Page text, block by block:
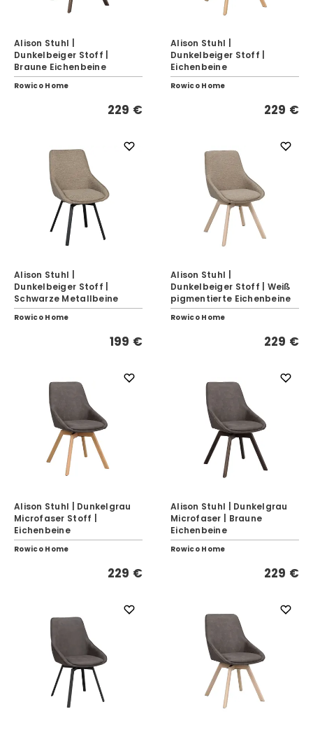
Alison Stuhl |
Dunkelbeiger Stoff |
Braune Eichenbeine
Rowico Home
229 €
Alison Stuhl |
Dunkelbeiger Stoff |
Eichenbeine
Rowico Home
229 €
Alison Stuhl |
Dunkelbeiger Stoff |
Schwarze Metallbeine
Rowico Home
199 €
Alison Stuhl |
Dunkelbeiger Stoff | Weiß
pigmentierte Eichenbeine
Rowico Home
229 €
Alison Stuhl | Dunkelgrau
Microfaser Stoff |
Eichenbeine
Rowico Home
229 €
Alison Stuhl | Dunkelgrau
Microfaser | Braune
Eichenbeine
Rowico Home
229 €